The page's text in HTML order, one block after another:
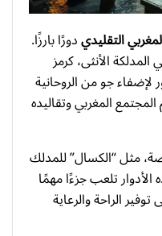
التقليديدورًا بارزًا.
الأنثى، كرمز
لإضفاء جو من الروحانية
المغربي وتقاليده
مثل “الكسال” للمدلك
الأدوار تلعب جزءًا مهمًا
الراحة والرعاية